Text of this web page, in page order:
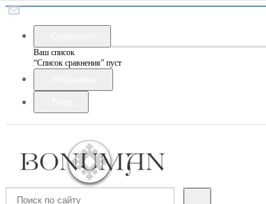
Ваш список
“Список сравнения” пуст